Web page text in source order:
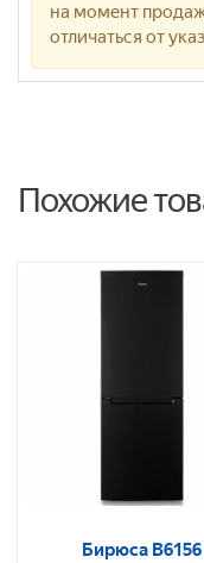
на момент
отличаться от
Похожие
Бирюса B6156